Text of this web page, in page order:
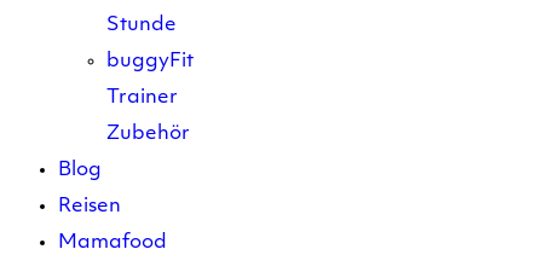
Stunde
buggyFit
Trainer
Zubehör
Blog
Reisen
Mamafood